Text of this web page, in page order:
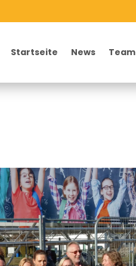
Startseite News Team